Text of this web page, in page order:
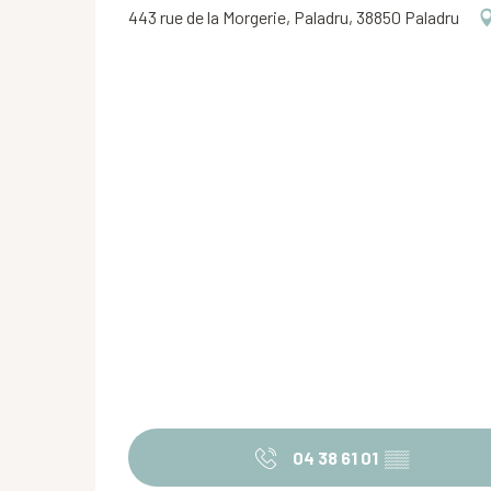
443 rue de la Morgerie, Paladru, 38850 Paladru
04 38 61 01 ▒▒